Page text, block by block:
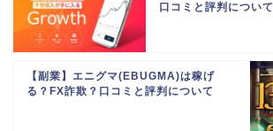
口コミと評判について
【副業】エニグマ(EBUGMA)は稼げ
る？FX詐欺？口コミと評判について